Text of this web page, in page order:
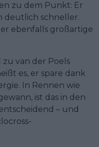
zu dem Punkt: Er
deutlich schneller.
ebenfalls großartige
zu van der Poels
es, er spare dank
In Rennen wie
ist das in den
– und